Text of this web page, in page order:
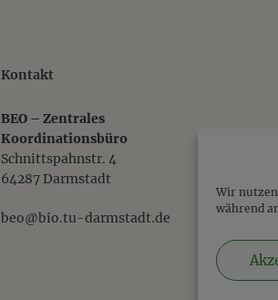
Wir
während
Kontakt
BEO – Zentrales
Koordinationsbüro
Schnittspahnstr. 4
64287 Darmstadt
beo@bio.tu-darmstadt.de